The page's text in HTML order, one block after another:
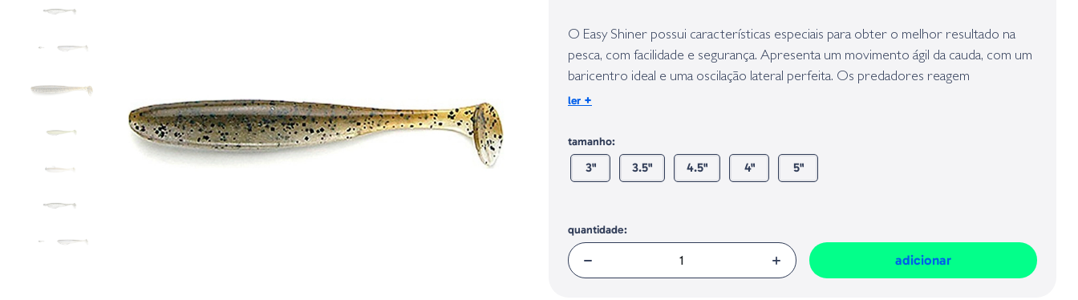
O Easy Shiner possui características especiais para obter o melhor resultado na
pesca, com facilidade e segurança. Apresenta um movimento ágil da cauda, com um
baricentro ideal e uma oscilação lateral perfeita. Os predadores reagem
automaticamente assim que o focam, mesmo através de uma recuperação simples.
ler +
tamanho:
3" 3.5" 4.5" 4" 5"
quantidade:
adicionar